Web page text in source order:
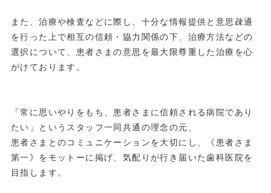
また、治療や検査などに際し、十分な情報提供と意思疎通
を行った上で相互の信頼・協力関係の下、治療方法などの
選択について、患者さまの意思を最大限尊重した治療を心
がけております。
「常に思いやりをもち、患者さまに信頼される病院であり
たい」というスタッフ一同共通の理念の元、
患者さまとのコミュニケーションを大切にし、《患者さま
第一》をモットーに掲げ、気配りが行き届いた歯科医院を
目指します。